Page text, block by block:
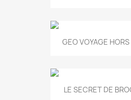
GEO VOYAGE HORS
LE SECRET DE